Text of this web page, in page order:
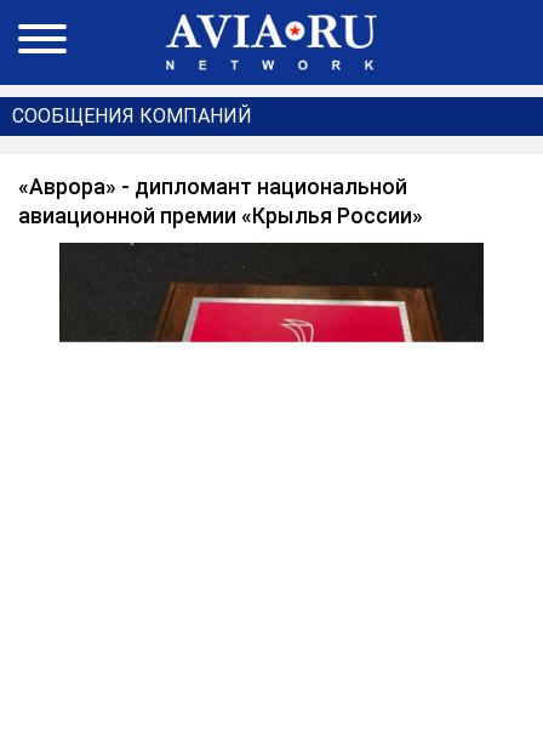
СООБЩЕНИЯ КОМПАНИЙ
«Аврора» - дипломант национальной
авиационной премии «Крылья России»